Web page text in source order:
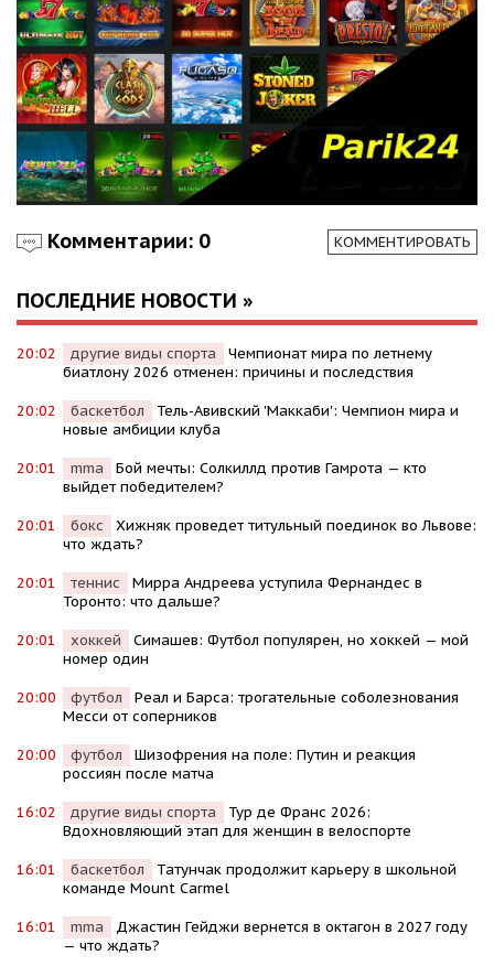
Комментарии: 0 КОММЕНТИРОВАТЬ
ПОСЛЕДНИЕ НОВОСТИ »
20:02 другие виды спорта
Чемпионат мира по летнему
биатлону 2026 отменен: причины и последствия
20:02 баскетбол
Тель-Авивский 'Маккаби': Чемпион мира и
новые амбиции клуба
20:01 mma
Бой мечты: Солкиллд против Гамрота — кто
выйдет победителем?
20:01 бокс
Хижняк проведет титульный поединок во Львове:
что ждать?
20:01 теннис
Мирра Андреева уступила Фернандес в
Торонто: что дальше?
20:01 хоккей
Симашев: Футбол популярен, но хоккей — мой
номер один
20:00 футбол
Реал и Барса: трогательные соболезнования
Месси от соперников
20:00 футбол
Шизофрения на поле: Путин и реакция
россиян после матча
16:02 другие виды спорта
Тур де Франс 2026:
Вдохновляющий этап для женщин в велоспорте
16:01 баскетбол
Татунчак продолжит карьеру в школьной
команде Mount Carmel
16:01 mma
Джастин Гейджи вернется в октагон в 2027 году
— что ждать?